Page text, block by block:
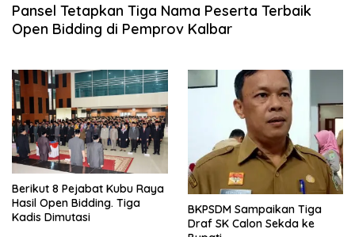
Pansel Tetapkan Tiga Nama Peserta Terbaik
Open Bidding di Pemprov Kalbar
Berikut 8 Pejabat Kubu Raya
Hasil Open Bidding. Tiga
Kadis Dimutasi
BKPSDM Sampaikan Tiga
Draf SK Calon Sekda ke